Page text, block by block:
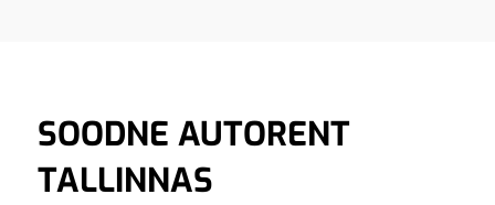
SOODNE AUTORENT
TALLINNAS